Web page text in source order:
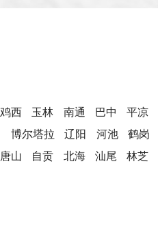
鸡西 玉林 南通 巴中 平凉
博尔塔拉 辽阳 河池 鹤岗
唐山 自贡 北海 汕尾 林芝